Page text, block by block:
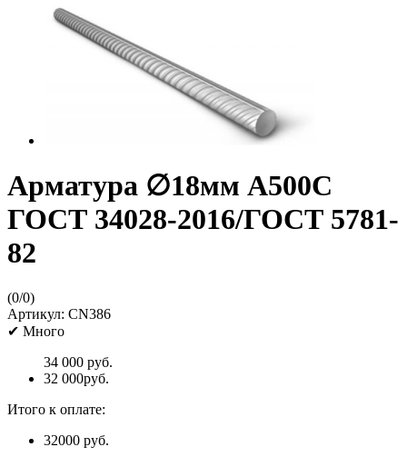
Арматура ∅18мм A500С
ГОСТ 34028-2016/ГОСТ 5781-
82
(0/0)
Артикул: CN386
✔ Много
34 000 руб.
32 000руб.
Итого к оплате:
32000 руб.